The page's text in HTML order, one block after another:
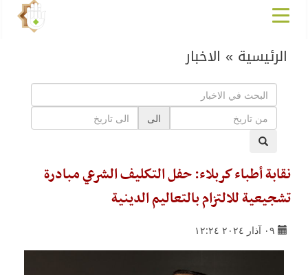
الرئيسية » الاخبار
الى
نقابة أطباء كربلاء: حفل التكليف الشرعي مبادرة
تشجيعية للالتزام بالتعاليم الدينية
٠٩ آذار ٢٠٢٤ ١٢:٢٤